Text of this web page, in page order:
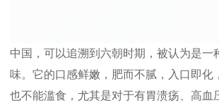
中国，可以追溯到六朝时期，被认为是
味。它的口感鲜嫩，肥而不腻，入口即
也不能滥食，尤其是对于有胃溃疡、高